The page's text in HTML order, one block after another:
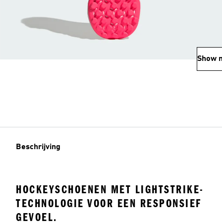
Show
Beschrijving
HOCKEYSCHOENEN MET LIGHTSTRIKE-
TECHNOLOGIE VOOR EEN RESPONSIEF
GEVOEL.